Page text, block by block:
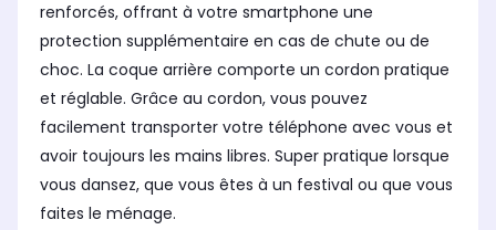
renforcés, offrant à votre smartphone une
protection supplémentaire en cas de chute ou de
choc. La coque arrière comporte un cordon pratique
et réglable. Grâce au cordon, vous pouvez
facilement transporter votre téléphone avec vous et
avoir toujours les mains libres. Super pratique lorsque
vous dansez, que vous êtes à un festival ou que vous
faites le ménage.